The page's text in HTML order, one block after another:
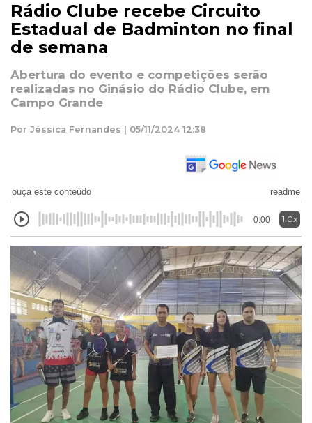
Rádio Clube recebe Circuito
Estadual de Badminton no final
de semana
Abertura do evento e competições serão
realizadas no Ginásio do Rádio Clube, em
Campo Grande
Por Jéssica Fernandes | 05/11/2024 12:38
ouça este conteúdo readme
0:00 1.0x